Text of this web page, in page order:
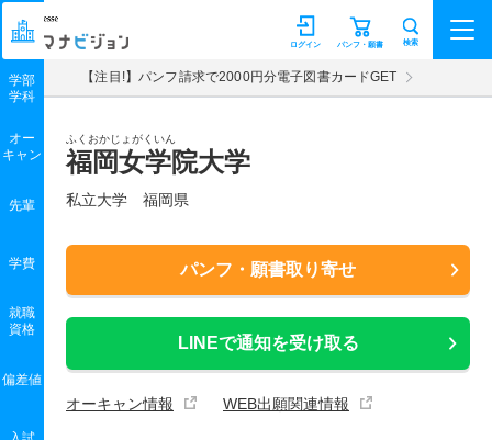
マナビジョン パンフ・願書
ログイン 検索
【注目!】パンフ請求で2000円分電子図書カードGET
ふくおかじょがくいん
福岡女学院大学
私立大学 福岡県
パンフ・願書取り寄せ
LINEで通知を受け取る
オーキャン情報 WEB出願関連情報
学部
学科
オー
キャン
先輩
学費
就職
資格
偏差値